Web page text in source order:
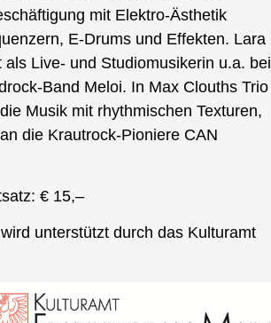
mit Elektro-Ästhetik
E-Drums und Effekten. Lara
als Live- und Studiomusikerin u.a. bei
Band Meloi. In Max Clouths Trio
Musik mit rhythmischen Texturen,
die Krautrock-Pioniere CAN
€ 15,–
unterstützt durch das Kulturamt